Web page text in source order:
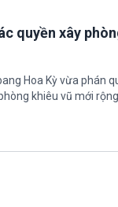
quyền xây
Hoa Kỳ vừa phán
khiêu vũ mới